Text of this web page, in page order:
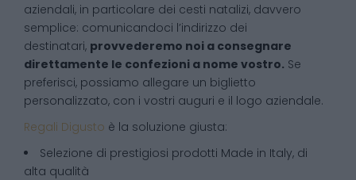
aziendali, in particolare dei cesti natalizi, davvero
semplice: comunicandoci l’indirizzo dei
destinatari, provvederemo noi a consegnare
direttamente le confezioni a nome vostro. Se
preferisci, possiamo allegare un biglietto
personalizzato, con i vostri auguri e il logo aziendale.
Regali Digusto è la soluzione giusta:
Selezione di prestigiosi prodotti Made in Italy, di
alta qualità